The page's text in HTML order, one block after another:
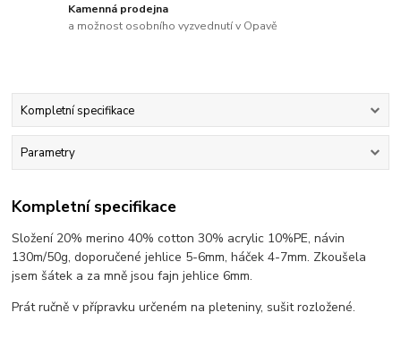
Kamenná prodejna
a možnost osobního vyzvednutí v Opavě
Kompletní specifikace
Parametry
Kompletní specifikace
Složení 20% merino 40% cotton 30% acrylic 10%PE, návin
130m/50g, doporučené jehlice 5-6mm, háček 4-7mm. Zkoušela
jsem šátek a za mně jsou fajn jehlice 6mm.
Prát ručně v přípravku určeném na pleteniny, sušit rozložené.